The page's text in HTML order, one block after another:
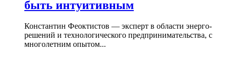
быть интуитивным
Константин Феоктистов — эксперт в области энерго-
решений и технологического предпринимательства, с
многолетним опытом...